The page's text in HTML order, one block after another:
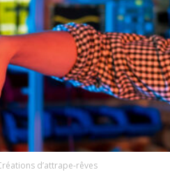
d’attrape-rêves